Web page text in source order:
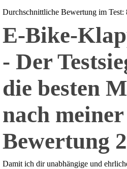
Durchschnittliche Bewertung im Test:
E-Bike-
- Der
die besten
nach meiner
Bewertung
Damit ich dir unabhängige und